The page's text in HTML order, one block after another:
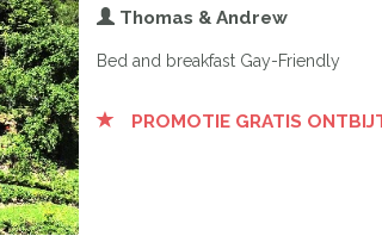
Thomas & Andrew
Bed and breakfast Gay-Friendly
PROMOTIE GRATIS